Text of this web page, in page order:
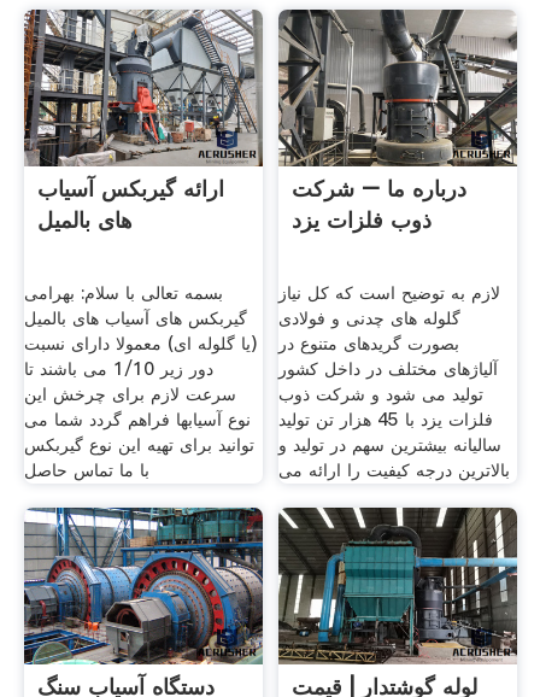
ارائه گیربکس آسیاب
های بالمیل
بسمه تعالی با سلام: بهرامی
گیربکس های آسیاب های بالمیل
(یا گلوله ای) معمولا دارای نسبت
دور زیر 1/10 می باشند تا
سرعت لازم برای چرخش این
نوع آسیابها فراهم گردد شما می
توانید برای تهیه این نوع گیربکس
با ما تماس حاصل
درباره ما – شرکت
ذوب فلزات یزد
لازم به توضیح است که کل نیاز
گلوله های چدنی و فولادی
بصورت گریدهای متنوع در
آلیاژهای مختلف در داخل کشور
تولید می شود و شرکت ذوب
فلزات یزد با 45 هزار تن تولید
سالیانه بیشترین سهم در تولید و
بالاترین درجه کیفیت را ارائه می
دستگاه آسیاب سنگ
لوله گوشتدار | قیمت